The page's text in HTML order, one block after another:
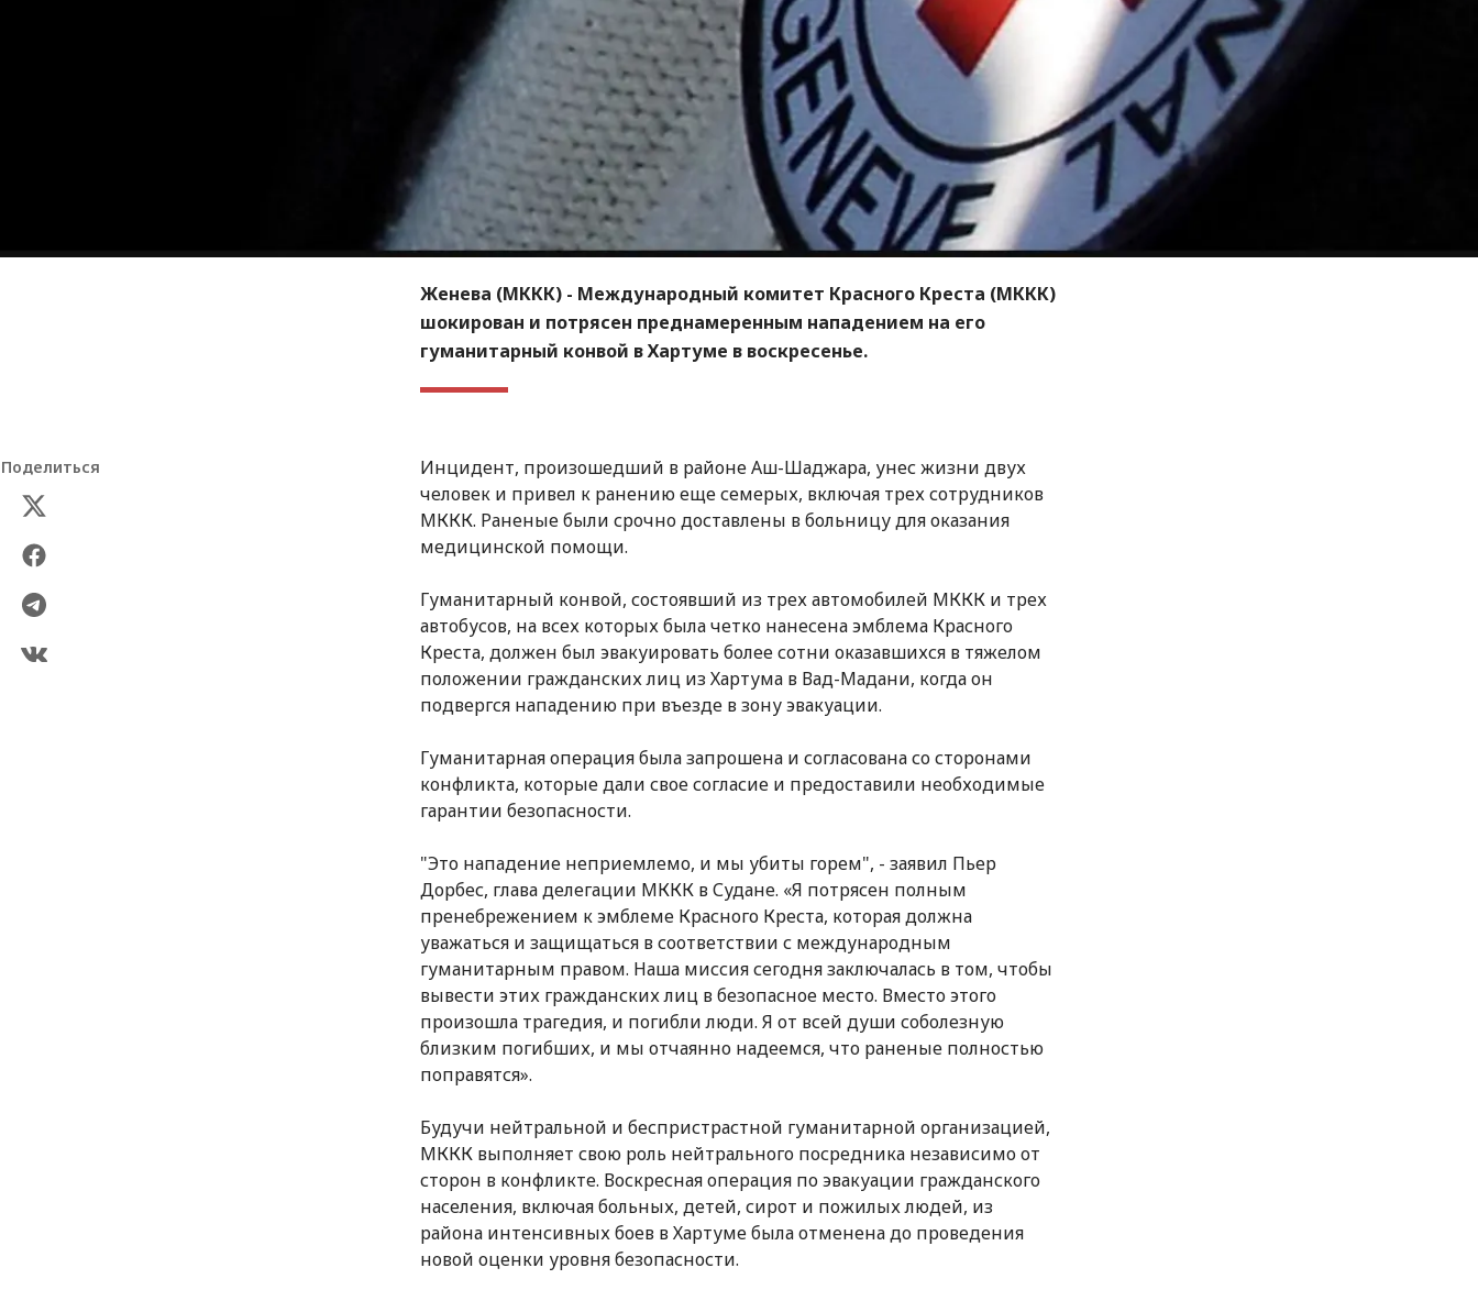
Женева (МККК) - Международный комитет Красного Креста (МККК)
шокирован и потрясен преднамеренным нападением на его
гуманитарный конвой в Хартуме в воскресенье.
Поделиться
Инцидент, произошедший в районе Аш-Шаджара, унес жизни двух
человек и привел к ранению еще семерых, включая трех сотрудников
МККК. Раненые были срочно доставлены в больницу для оказания
медицинской помощи.
Гуманитарный конвой, состоявший из трех автомобилей МККК и трех
автобусов, на всех которых была четко нанесена эмблема Красного
Креста, должен был эвакуировать более сотни оказавшихся в тяжелом
положении гражданских лиц из Хартума в Вад-Мадани, когда он
подвергся нападению при въезде в зону эвакуации.
Гуманитарная операция была запрошена и согласована со сторонами
конфликта, которые дали свое согласие и предоставили необходимые
гарантии безопасности.
"Это нападение неприемлемо, и мы убиты горем", - заявил Пьер
Дорбес, глава делегации МККК в Судане. «Я потрясен полным
пренебрежением к эмблеме Красного Креста, которая должна
уважаться и защищаться в соответствии с международным
гуманитарным правом. Наша миссия сегодня заключалась в том, чтобы
вывести этих гражданских лиц в безопасное место. Вместо этого
произошла трагедия, и погибли люди. Я от всей души соболезную
близким погибших, и мы отчаянно надеемся, что раненые полностью
поправятся».
Будучи нейтральной и беспристрастной гуманитарной организацией,
МККК выполняет свою роль нейтрального посредника независимо от
сторон в конфликте. Воскресная операция по эвакуации гражданского
населения, включая больных, детей, сирот и пожилых людей, из
района интенсивных боев в Хартуме была отменена до проведения
новой оценки уровня безопасности.